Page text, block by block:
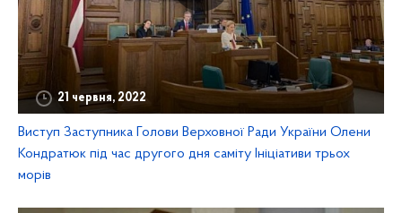
21 червня, 2022
Виступ Заступника Голови Верховної Ради України Олени
Кондратюк під час другого дня саміту Ініціативи трьох
морів